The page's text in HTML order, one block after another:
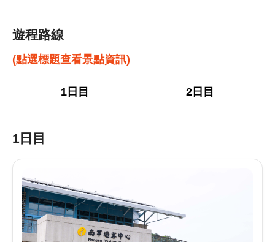
遊程路線
(點選標題查看景點資訊)
1日目 2日目
1日目